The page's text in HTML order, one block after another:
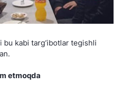
kabi targ‘ibotlar tegishli
etmoqda